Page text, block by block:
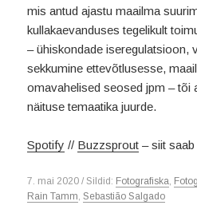
mis antud ajastu maailma
kullakaevanduses tegelikult
– ühiskondade iseregulatsioon,
sekkumine ettevõtlusesse,
omavahelised seosed jpm – tõi
näituse temaatika juurde.
Spotify // Buzzsprout – siit saab
7. mai 2020 / Sildid: Fotografiska,
Rain Tamm,Sebastião Salgado